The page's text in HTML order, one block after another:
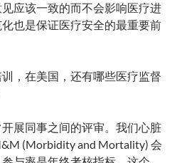
应该一致的而不会影响医疗进
也是保证医疗安全的最重要前
，在美国，还有哪些医疗监督
展同事之间的评审。我们心脏
(Morbidity and Mortality) 会